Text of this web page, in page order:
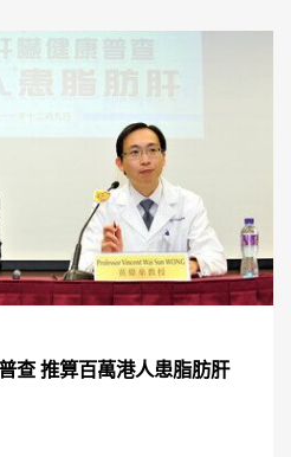
查 推算百萬港人患脂肪肝